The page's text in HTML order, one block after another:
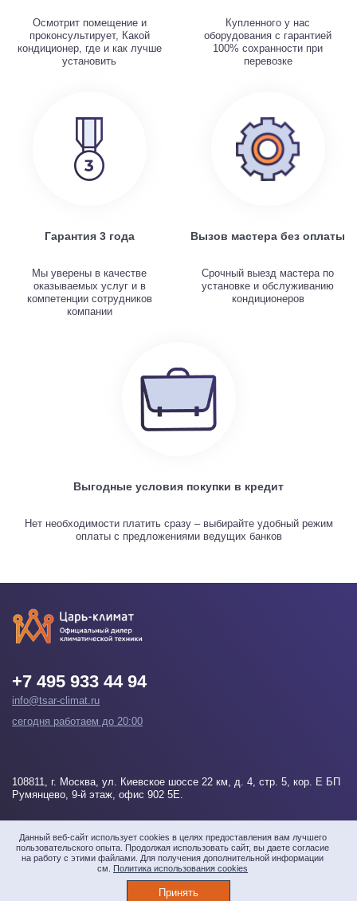
Данный веб-сайт использует cookies в целях предоставления вам лучшего
пользовательского опыта. Продолжая использовать сайт, вы даете согласие
на работу с этими файлами. Для получения дополнительной информации
см. Политика использования cookies
Принять
Осмотрит помещение и
проконсультирует, Какой
кондиционер, где и как лучше
установить
Купленного у нас
оборудования с гарантией
100% сохранности при
перевозке
Гарантия 3 года
Мы уверены в качестве
оказываемых услуг и в
компетенции сотрудников
компании
Вызов мастера без оплаты
Срочный выезд мастера по
установке и обслуживанию
кондиционеров
Выгодные условия покупки в кредит
Нет необходимости платить сразу – выбирайте удобный режим
оплаты с предложениями ведущих банков
+7 495 933 44 94
info@tsar-climat.ru
сегодня работаем до 20:00
108811, г. Москва, ул. Киевское шоссе 22 км, д. 4, стр. 5, кор. Е БП
Румянцево, 9-й этаж, офис 902 5Е.
Напишите нам
© 2026 «Царь-климат» Все права защищены